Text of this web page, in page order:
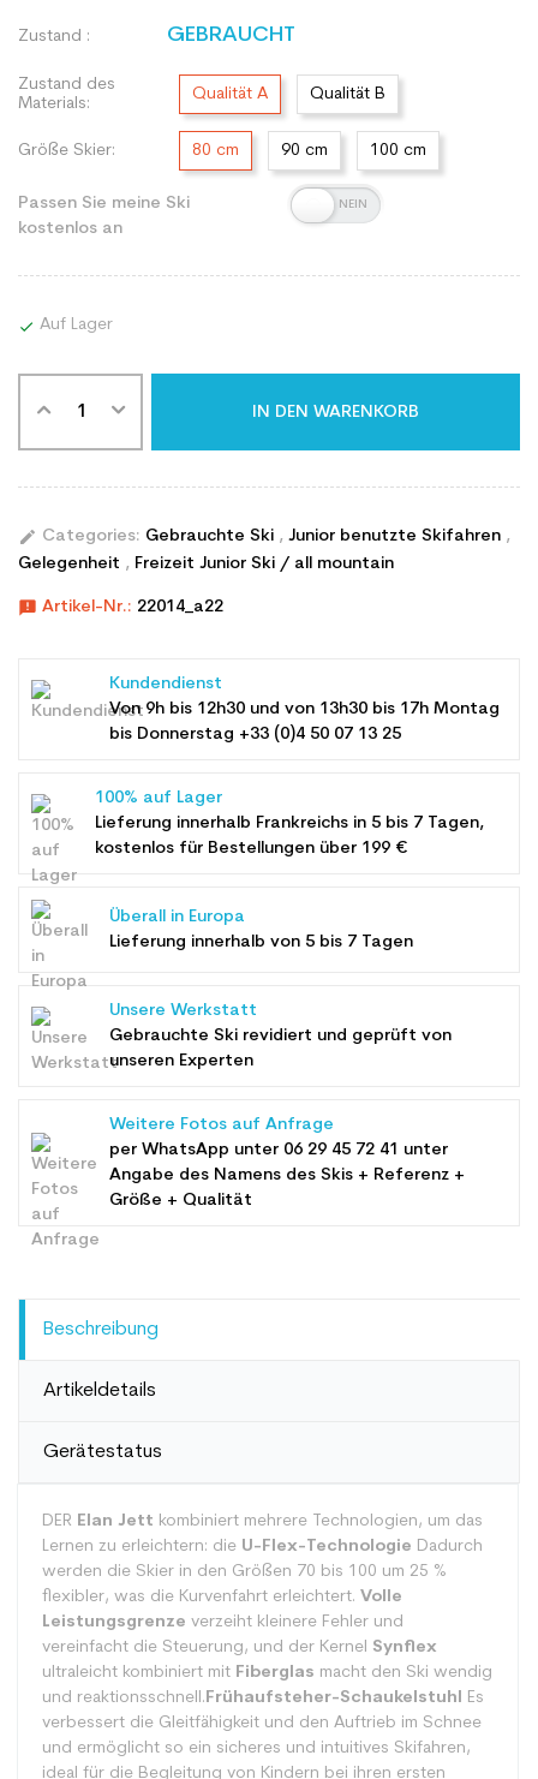
Zustand : GEBRAUCHT
Zustand des
Materials:
Qualität A Qualität B
Größe Skier: 80 cm 90 cm 100 cm
Passen Sie meine Ski
kostenlos an
 Auf Lager
IN DEN WARENKORB
edit Categories: Gebrauchte Ski , Junior benutzte Skifahren ,
Gelegenheit , Freizeit Junior Ski / all mountain
announcement Artikel-Nr.: 22014_a22
Kundendienst
Von 9h bis 12h30 und von 13h30 bis 17h Montag
bis Donnerstag +33 (0)4 50 07 13 25
100% auf Lager
Lieferung innerhalb Frankreichs in 5 bis 7 Tagen,
kostenlos für Bestellungen über 199 €
Überall in Europa
Lieferung innerhalb von 5 bis 7 Tagen
Unsere Werkstatt
Gebrauchte Ski revidiert und geprüft von
unseren Experten
Weitere Fotos auf Anfrage
per WhatsApp unter 06 29 45 72 41 unter
Angabe des Namens des Skis + Referenz +
Größe + Qualität
Beschreibung
Artikeldetails
Gerätestatus
DER Elan Jett kombiniert mehrere Technologien, um das
Lernen zu erleichtern: die U-Flex-Technologie Dadurch
werden die Skier in den Größen 70 bis 100 um 25 %
flexibler, was die Kurvenfahrt erleichtert. Volle
Leistungsgrenze verzeiht kleinere Fehler und
vereinfacht die Steuerung, und der Kernel Synflex
ultraleicht kombiniert mit Fiberglas macht den Ski wendig
und reaktionsschnell.Frühaufsteher-Schaukelstuhl Es
verbessert die Gleitfähigkeit und den Auftrieb im Schnee
und ermöglicht so ein sicheres und intuitives Skifahren,
ideal für die Begleitung von Kindern bei ihren ersten